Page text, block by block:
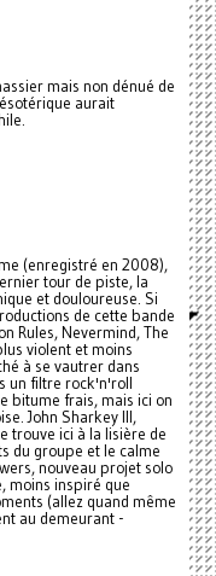
mais non dénué de
aurait
(enregistré en 2008),
tour de piste, la
et douloureuse. Si
de cette bande
Rules, Nevermind, The
violent et moins
à se vautrer dans
un filtre rock'n'roll
bitume frais, mais ici on
John Sharkey III,
trouve ici à la lisière de
du groupe et le calme
nouveau projet solo
moins inspiré que
(allez quand même
au demeurant -